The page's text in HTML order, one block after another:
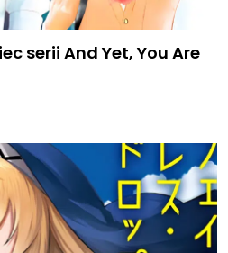
serii And Yet, You Are